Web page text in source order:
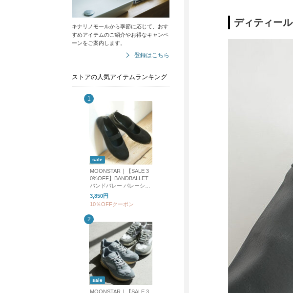
キナリノモールから季節に応じて、おす
すめアイテムのご紹介やお得なキャンペ
ーンをご案内します。
登録はこちら
ストアの人気アイテムランキング
sale
MOONSTAR｜【SALE 3
0%OFF】BANDBALLET
バンドバレー バレーシュ
ーズ フラットシューズ b
andballet
3,850円
10％OFFクーポン
sale
MOONSTAR｜【SALE 3
ディティール